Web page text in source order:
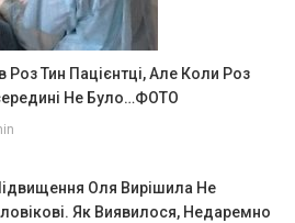
Роз Тин Пацієнтці, Але Коли Роз
Не Було…ФОТО
Оля Вирішила Не
Як Виявилося, Недаремно